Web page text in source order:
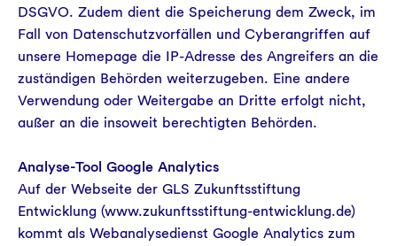
DSGVO. Zudem dient die Speicherung dem Zweck, im
Fall von Datenschutzvorfällen und Cyberangriffen auf
unsere Homepage die IP-Adresse des Angreifers an die
zuständigen Behörden weiterzugeben. Eine andere
Verwendung oder Weitergabe an Dritte erfolgt nicht,
außer an die insoweit berechtigten Behörden.
Analyse-Tool Google Analytics
Auf der Webseite der GLS Zukunftsstiftung
Entwicklung (www.zukunftsstiftung-entwicklung.de)
kommt als Webanalysedienst Google Analytics zum